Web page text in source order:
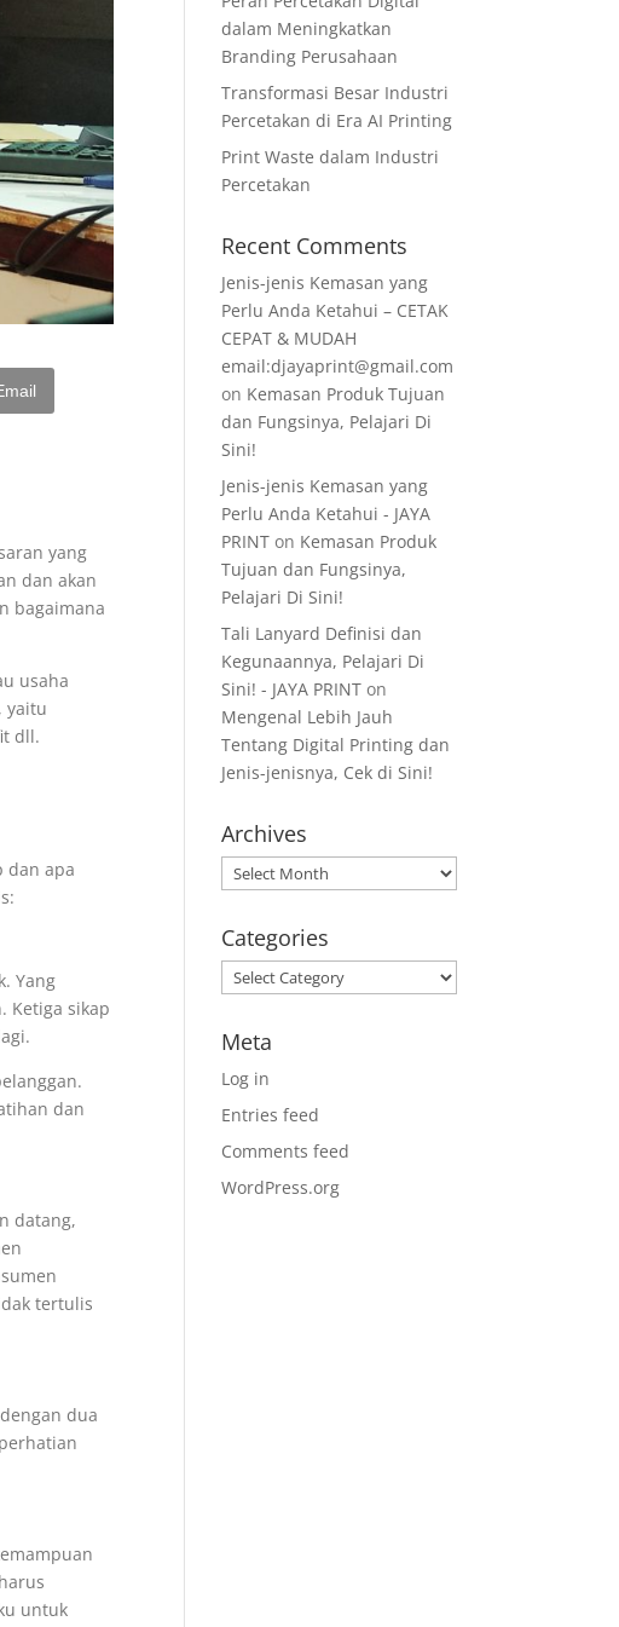
yang
dan akan
bagaimana
usaha
yaitu
dll.
dan apa
Yang
Ketiga sikap
dan
datang,
tertulis
dua
untuk
dalam Meningkatkan
Branding Perusahaan
Transformasi Besar Industri
Percetakan di Era AI Printing
Print Waste dalam Industri
Percetakan
Recent Comments
Jenis-jenis Kemasan yang
Perlu Anda Ketahui – CETAK
CEPAT & MUDAH
email:djayaprint@gmail.com
on Kemasan Produk Tujuan
dan Fungsinya, Pelajari Di
Sini!
Jenis-jenis Kemasan yang
Perlu Anda Ketahui - JAYA
PRINT on Kemasan Produk
Tujuan dan Fungsinya,
Pelajari Di Sini!
Tali Lanyard Definisi dan
Kegunaannya, Pelajari Di
Sini! - JAYA PRINT on
Mengenal Lebih Jauh
Tentang Digital Printing dan
Jenis-jenisnya, Cek di Sini!
Archives
Archives
Categories
Categories
Meta
Log in
Entries feed
Comments feed
WordPress.org